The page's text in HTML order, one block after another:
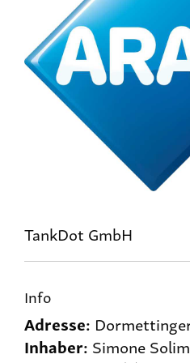
TankDot GmbH
Info
Adresse:
Inhaber: Simone